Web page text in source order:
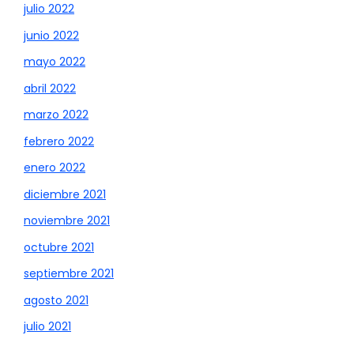
julio 2022
junio 2022
mayo 2022
abril 2022
marzo 2022
febrero 2022
enero 2022
diciembre 2021
noviembre 2021
octubre 2021
septiembre 2021
agosto 2021
julio 2021